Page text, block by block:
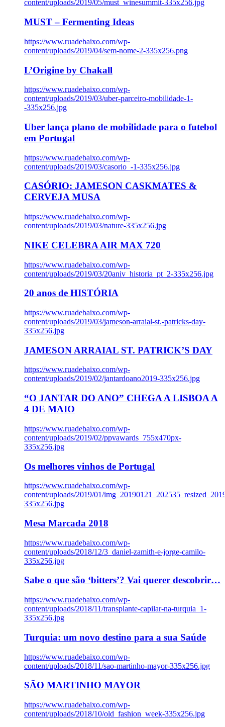
content/uploads/2019/05/must_winesummit-335x256.jpg
MUST – Fermenting Ideas
https://www.ruadebaixo.com/wp-
content/uploads/2019/04/sem-nome-2-335x256.png
L’Origine by Chakall
https://www.ruadebaixo.com/wp-
content/uploads/2019/03/uber-parceiro-mobilidade-1-
-335x256.jpg
Uber lança plano de mobilidade para o futebol
em Portugal
https://www.ruadebaixo.com/wp-
content/uploads/2019/03/casorio_-1-335x256.jpg
CASÓRIO: JAMESON CASKMATES &
CERVEJA MUSA
https://www.ruadebaixo.com/wp-
content/uploads/2019/03/nature-335x256.jpg
NIKE CELEBRA AIR MAX 720
https://www.ruadebaixo.com/wp-
content/uploads/2019/03/20aniv_historia_pt_2-335x256.jpg
20 anos de HISTÓRIA
https://www.ruadebaixo.com/wp-
content/uploads/2019/03/jameson-arraial-st.-patricks-day-
335x256.jpg
JAMESON ARRAIAL ST. PATRICK’S DAY
https://www.ruadebaixo.com/wp-
content/uploads/2019/02/jantardoano2019-335x256.jpg
“O JANTAR DO ANO” CHEGA A LISBOA A
4 DE MAIO
https://www.ruadebaixo.com/wp-
content/uploads/2019/02/ppvawards_755x470px-
335x256.jpg
Os melhores vinhos de Portugal
https://www.ruadebaixo.com/wp-
content/uploads/2019/01/
335x256.jpg
Mesa Marcada 2018
https://www.ruadebaixo.com/wp-
content/uploads/2018/12/3_daniel-zamith-e-jorge-camilo-
335x256.jpg
Sabe o que são ‘bitters’? Vai querer descobrir…
https://www.ruadebaixo.com/wp-
content/uploads/2018/11/transplante-capilar-na-turquia_1-
335x256.jpg
Turquia: um novo destino para a sua Saúde
https://www.ruadebaixo.com/wp-
content/uploads/2018/11/sao-martinho-mayor-335x256.jpg
SÃO MARTINHO MAYOR
https://www.ruadebaixo.com/wp-
content/uploads/2018/10/old_fashion_week-335x256.jpg